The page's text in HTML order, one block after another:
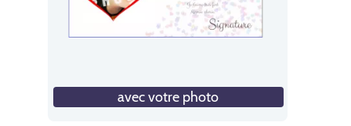
avec votre photo